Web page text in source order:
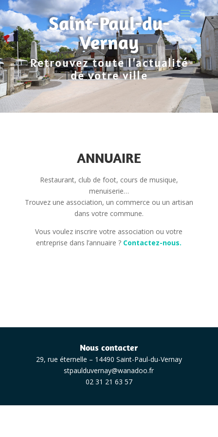
Saint-Paul-du-
Vernay
Retrouvez toute l’actualité
de votre ville
ANNUAIRE
Restaurant, club de foot, cours de musique,
menuiserie…
Trouvez une association, un commerce ou un artisan
dans votre commune.
Vous voulez inscrire votre association ou votre
entreprise dans l’annuaire ? Contactez-nous.
Nous contacter
29, rue éternelle – 14490 Saint-Paul-du-Vernay
stpaulduvernay@wanadoo.fr
02 31 21 63 57